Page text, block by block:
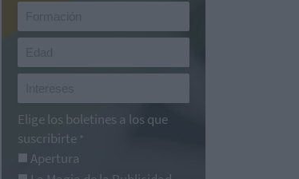
Elige los boletines a los que
suscribirte *
Apertura